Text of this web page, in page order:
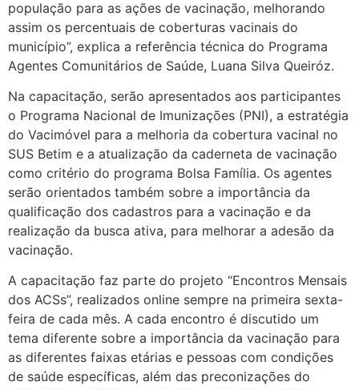
população para as ações de vacinação, melhorando
assim os percentuais de coberturas vacinais do
município”, explica a referência técnica do Programa
Agentes Comunitários de Saúde, Luana Silva Queiróz.
Na capacitação, serão apresentados aos participantes
o Programa Nacional de Imunizações (PNI), a estratégia
do Vacimóvel para a melhoria da cobertura vacinal no
SUS Betim e a atualização da caderneta de vacinação
como critério do programa Bolsa Família. Os agentes
serão orientados também sobre a importância da
qualificação dos cadastros para a vacinação e da
realização da busca ativa, para melhorar a adesão da
vacinação.
A capacitação faz parte do projeto “Encontros Mensais
dos ACSs”, realizados online sempre na primeira sexta-
feira de cada mês. A cada encontro é discutido um
tema diferente sobre a importância da vacinação para
as diferentes faixas etárias e pessoas com condições
de saúde específicas, além das preconizações do